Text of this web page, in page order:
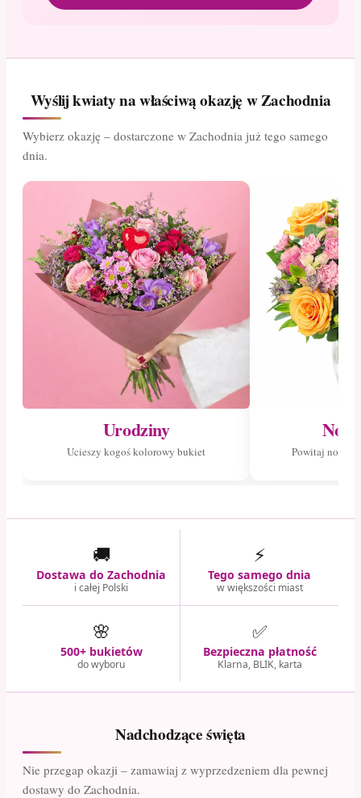
Wyślij kwiaty na właściwą okazję w Zachodnia
Wybierz okazję – dostarczone w Zachodnia już tego samego
dnia.
Urodziny
Ucieszy kogoś kolorowy bukiet Powitaj
🚚
Dostawa do Zachodnia
i całej Polski
⚡
Tego samego dnia
w większości miast
🌸
500+ bukietów
do wyboru
✅
Bezpieczna płatność
Klarna, BLIK, karta
Nadchodzące święta
Nie przegap okazji – zamawiaj z wyprzedzeniem dla pewnej
dostawy do Zachodnia.